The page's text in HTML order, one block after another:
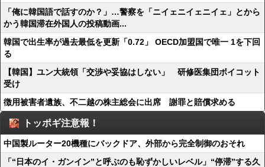
「俺に韓国語で話すのか？」…警察を「ニイェニイェニイェ」とから
かう韓国滞在外国人の投稿動画...
韓国で出生率が過去最低を更新「0.72」 OECD加盟国で唯一 1を下回
る
【韓国】ユン大統領「交渉や妥協はしない」 研修医集団ボイコット
受け
徴用被害者遺族、不二越の株主総会に出席 謝罪と賠償求める
トッポギ注意報！
中国製ルーター20機種にバックドア、外部から完全制御のおそれ
「“日本のイ・ガンイン”と呼ぶのも恥ずかしいレベル」“停滞”する久